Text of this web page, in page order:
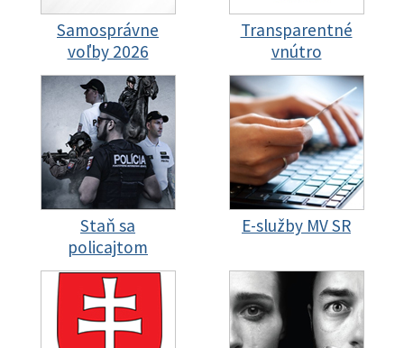
Samosprávne
voľby 2026
Transparentné
vnútro
Staň sa
policajtom
E-služby MV SR